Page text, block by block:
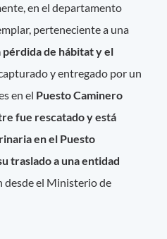
en el departamento
perteneciente a una
pérdida de hábitat y el
y entregado por un
en el Puesto Caminero
fue rescatado y está
en el Puesto
traslado a una entidad
desde el Ministerio de